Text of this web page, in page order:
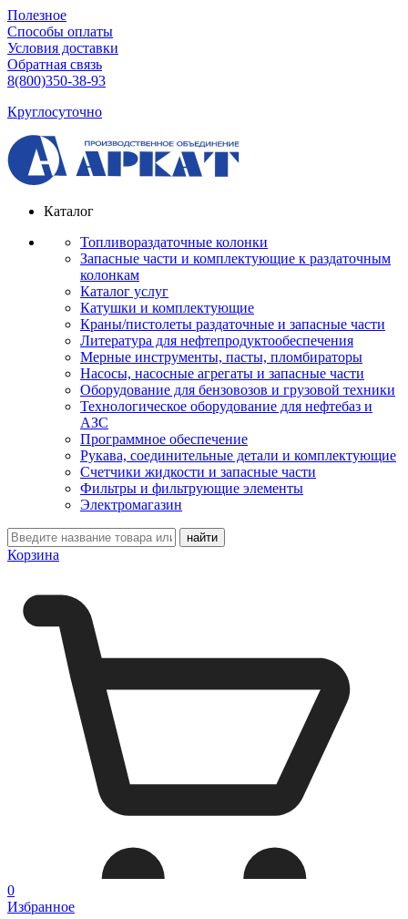
Полезное
Способы оплаты
Условия доставки
Обратная связь
8(800)350-38-93
Круглосуточно
Каталог
Топливораздаточные колонки
Запасные части и комплектующие к раздаточным
колонкам
Каталог услуг
Катушки и комплектующие
Краны/пистолеты раздаточные и запасные части
Литература для нефтепродуктообеспечения
Мерные инструменты, пасты, пломбираторы
Насосы, насосные агрегаты и запасные части
Оборудование для бензовозов и грузовой техники
Технологическое оборудование для нефтебаз и
АЗС
Программное обеспечение
Рукава, соединительные детали и комплектующие
Счетчики жидкости и запасные части
Фильтры и фильтрующие элементы
Электромагазин
Корзина
0
Избранное